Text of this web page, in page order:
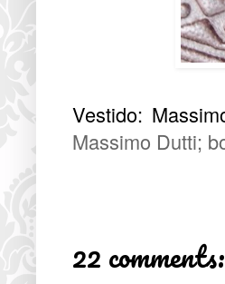
Vestido:
Massimo Dutti;
22 comments: